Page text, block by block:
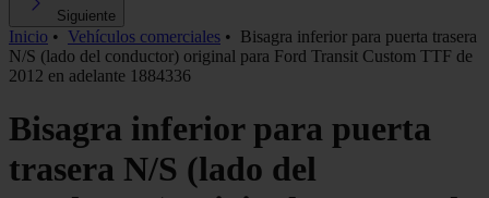
Siguiente
Inicio • Vehículos comerciales • Bisagra inferior para puerta trasera
N/S (lado del conductor) original para Ford Transit Custom TTF de
2012 en adelante 1884336
Bisagra inferior para puerta
trasera N/S (lado del